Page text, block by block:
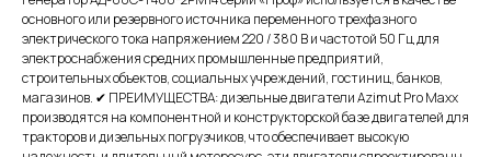
основного или резервного источника переменного трехфазного
электрического тока напряжением 220 / 380 В и частотой 50 Гц для
электроснабжения средних промышленные предприятий,
строительных объектов, социальных учреждений, гостиниц, банков,
магазинов. ✔ ПРЕИМУЩЕСТВА: дизельные двигатели Azimut Pro Maxx
производятся на компонентной и конструкторской базе двигателей для
тракторов и дизельных погрузчиков, что обеспечивает высокую